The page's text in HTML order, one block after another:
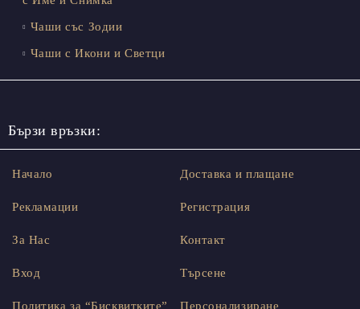
Чаши със Зодии
Чаши с Икони и Светци
Бързи връзки:
Начало
Рекламации
За Нас
Вход
Доставка и плащане
Регистрация
Контакт
Търсене
Политика за “Бисквитките” Персонализиране